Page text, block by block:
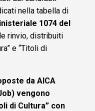
nella tabella di
1074 del
rinvio, distribuiti
e “Titoli di
da AICA
vengono
di Cultura” con